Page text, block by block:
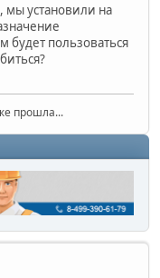
установили на
пользоваться
прошла...